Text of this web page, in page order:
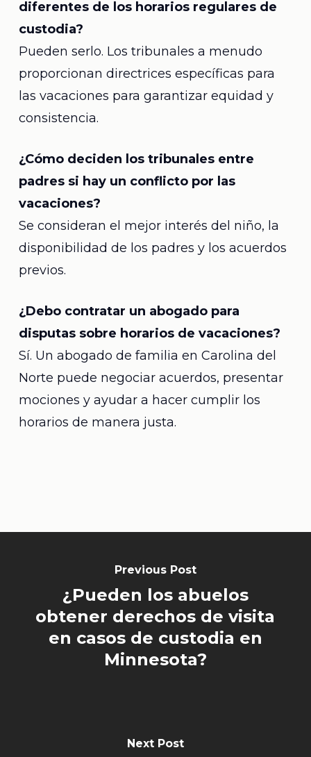
diferentes de los horarios regulares de
custodia?
Pueden serlo. Los tribunales a menudo
proporcionan directrices específicas para
las vacaciones para garantizar equidad y
consistencia.
¿Cómo deciden los tribunales entre
padres si hay un conflicto por las
vacaciones?
Se consideran el mejor interés del niño, la
disponibilidad de los padres y los acuerdos
previos.
¿Debo contratar un abogado para
disputas sobre horarios de vacaciones?
Sí. Un abogado de familia en Carolina del
Norte puede negociar acuerdos, presentar
mociones y ayudar a hacer cumplir los
horarios de manera justa.
Previous Post
¿Pueden los abuelos
obtener derechos de visita
en casos de custodia en
Minnesota?
Next Post